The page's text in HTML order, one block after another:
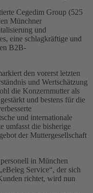
Cegedim Group (525
Münchner
und
eine schlagkräftige und
B2B-
den vorerst letzten
und Wertschätzung
die Konzernmutter als
und bestens für die
und internationale
umfasst die bisherige
der Muttergesellschaft
in München
Service“, der sich
richtet, wird nun